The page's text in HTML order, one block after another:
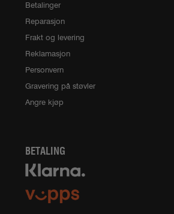
Betalinger
Reparasjon
Frakt og levering
Reklamasjon
Personvern
Gravering på støvler
Angre kjøp
BETALING